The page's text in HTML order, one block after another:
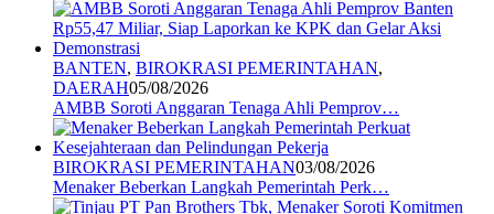
BANTEN, BIROKRASI PEMERINTAHAN,
DAERAH05/08/2026
AMBB Soroti Anggaran Tenaga Ahli Pemprov…
BIROKRASI PEMERINTAHAN03/08/2026
Menaker Beberkan Langkah Pemerintah Perk…